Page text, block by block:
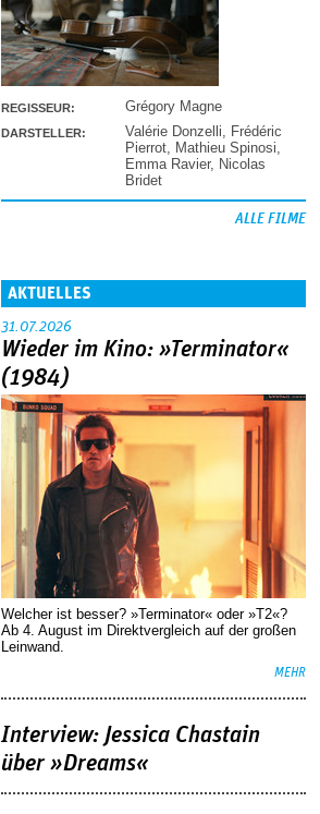
REGISSEUR: Grégory Magne
DARSTELLER: Valérie Donzelli
Frédéric
Pierrot Mathieu Spinosi
Emma Ravier, Nicolas
Bridet
ALLE FILME
AKTUELLES
31.07.2026
Wieder im Kino: »Terminator«
(1984)
Welcher ist besser? »Terminator« oder »T2«?
Ab 4. August im Direktvergleich auf der großen
Leinwand.
MEHR
Interview: Jessica Chastain
über »Dreams«